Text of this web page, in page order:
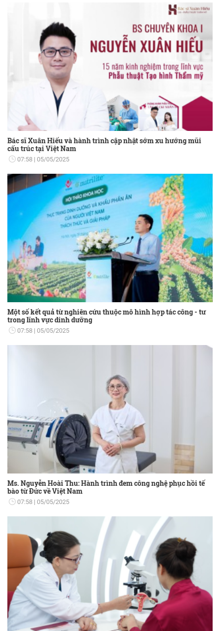
Bác sĩ Xuân Hiếu và hành trình cập nhật sớm xu hướng mũi
cấu trúc tại Việt Nam
07:58 05/05/2025
Một số kết quả từ nghiên cứu thuộc mô hình hợp tác công - tư
trong lĩnh vực dinh dưỡng
07:58 05/05/2025
Ms. Nguyễn Hoài Thu: Hành trình đem công nghệ phục hồi tế
bào từ Đức về Việt Nam
07:58 05/05/2025